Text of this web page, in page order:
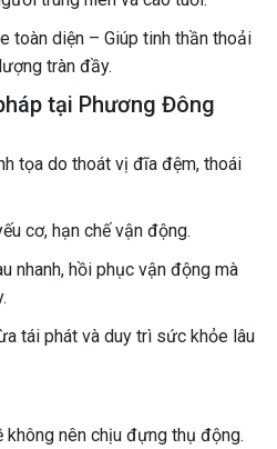
toàn diện – Giúp tinh thần thoải
tràn đầy.
tại Phương Đông
tọa do thoát vị đĩa đệm, thoái
cơ, hạn chế vận động.
nhanh, hồi phục vận động mà
tái phát và duy trì sức khỏe lâu
nên chịu đựng thụ động.